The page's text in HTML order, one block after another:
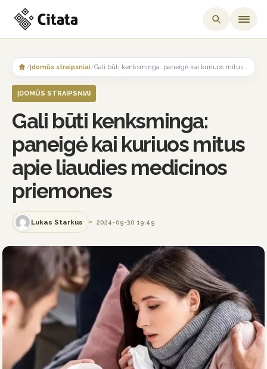
content
/Įdomūs straipsniai/
ĮDOMŪS STRAIPSNIAI
Gali būti kenksminga:
paneigė kai kuriuos mitus
apie liaudies medicinos
priemones
Lukas Starkus 2024-09-30 19:49